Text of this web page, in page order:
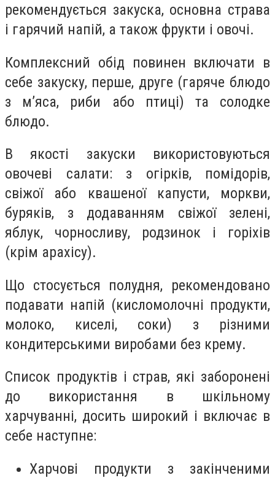
рекомендується закуска, основна страва
і гарячий напій, а також фрукти і овочі.
Комплексний обід повинен включати в
себе закуску, перше, друге (гаряче блюдо
з м’яса, риби або птиці) та солодке
блюдо.
В якості закуски використовуються
овочеві салати: з огірків, помідорів,
свіжої або квашеної капусти, моркви,
буряків, з додаванням свіжої зелені,
яблук, чорносливу, родзинок і горіхів
(крім арахісу).
Що стосується полудня, рекомендовано
подавати напій (кисломолочні продукти,
молоко, киселі, соки) з різними
кондитерськими виробами без крему.
Список продуктів і страв, які заборонені
до використання в шкільному
харчуванні, досить широкий і включає в
себе наступне:
Харчові продукти з закінченими